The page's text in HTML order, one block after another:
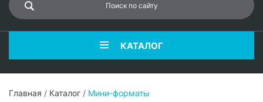
КАТАЛОГ
Главная / Каталог / Мини-форматы